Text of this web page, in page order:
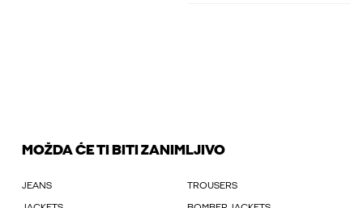
MOŽDA ĆE TI BITI ZANIMLJIVO
JEANS TROUSERS